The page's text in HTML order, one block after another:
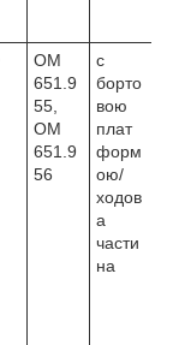
OM
651.9
55,
OM
651.9
56
c
борто
вою
плат
форм
ою/
ходов
а
части
на